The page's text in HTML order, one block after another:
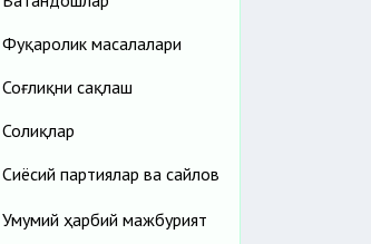
Фуқаролик масалалари
Соғлиқни сақлаш
Солиқлар
Сиёсий партиялар ва сайлов
Умумий ҳарбий мажбурият